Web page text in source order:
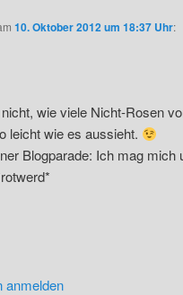
10. Oktober 2012 um 18:37 Uhr:
wie viele Nicht-Rosen
leicht wie es aussieht.
Blogparade: Ich mag mich
anmelden